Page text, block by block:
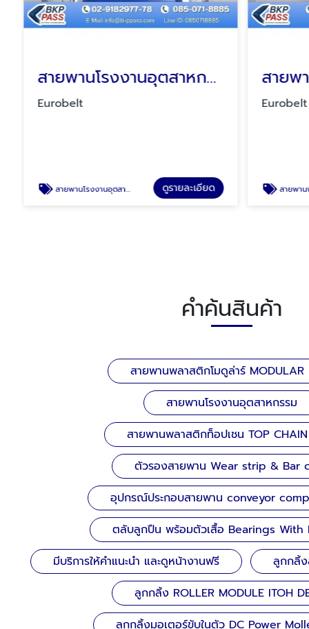
สายพานโรงงานอุตสาหกรรม
Eurobelt
สายพานโรงงานอุตสาหกรรม ดูรายละเอียด
Eurobelt
สายพานพลาสติกท็อป
คำค้นสินค้า
สายพานพลาสติกโมดูล่าร์ MODULAR
สายพานโรงงานอุตสาหกรรม
สายพานพลาสติกท็อปเชน TOP CHAIN
ตัวรองสายพาน Wear strip & Bar
อุปกรณ์ประกอบสายพาน conveyor
ตลับลูกปืน พร้อมตัวเสื้อ Bearings With
มีบริการให้คำแนะนำ และดูหน้างานฟรี
ลูกกลิ้ง
ลูกกลิ้ง ROLLER MODULE ITOH
ลูกกลิ้งมอเตอร์ขับในตัว DC Power